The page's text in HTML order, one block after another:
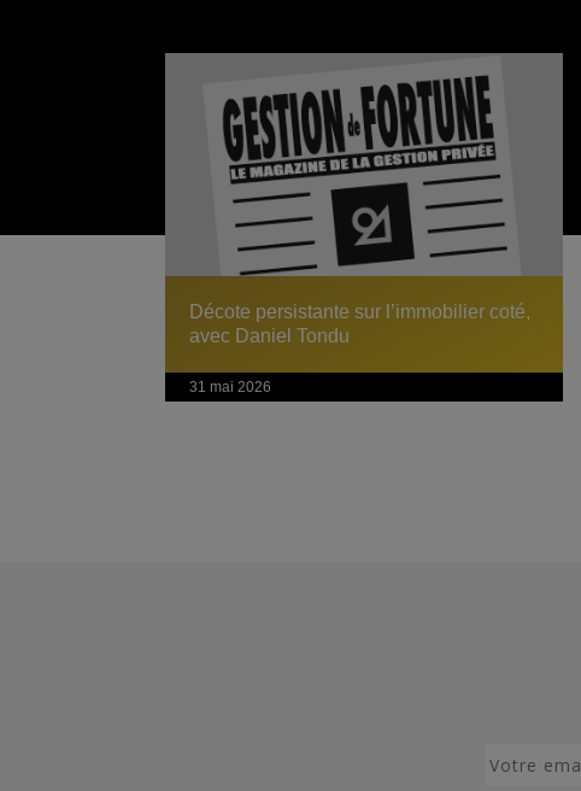
Décote persistante sur l’immobilier coté,
avec Daniel Tondu
31 mai 2026